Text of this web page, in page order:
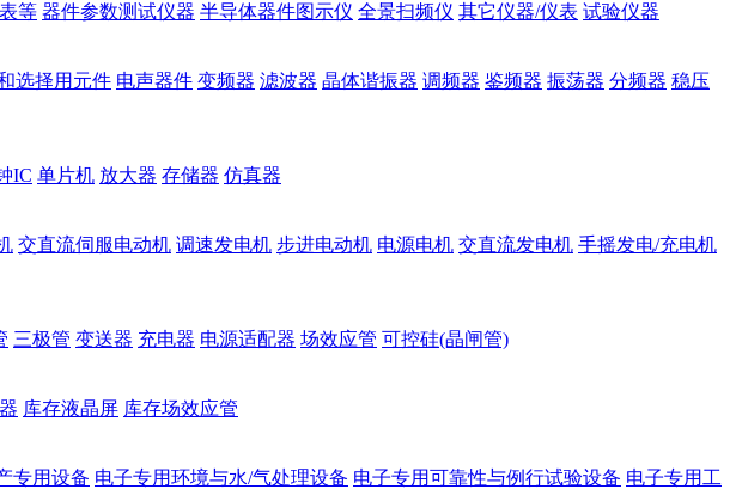
等 器件参数测试仪器 半导体器件图示仪 全景扫频仪 其它仪器/仪表 试验仪器
选择用元件 电声器件 变频器 滤波器 晶体谐振器 调频器 鉴频器 振荡器 分频器 稳压
IC 单片机 放大器 存储器 仿真器
交直流伺服电动机 调速发电机 步进电动机 电源电机 交直流发电机 手摇发电/充电机
三极管 变送器 充电器 电源适配器 场效应管 可控硅(晶闸管)
库存液晶屏 库存场效应管
专用设备 电子专用环境与水/气处理设备 电子专用可靠性与例行试验设备 电子专用工